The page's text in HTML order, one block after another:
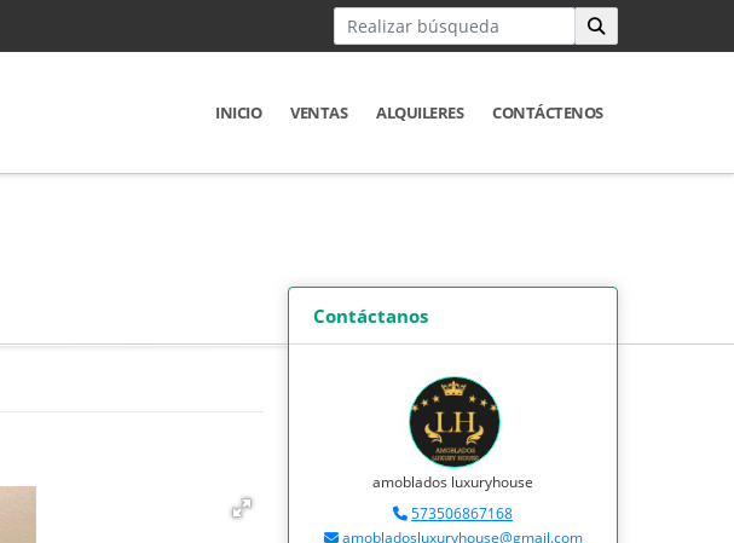
INICIO VENTAS ALQUILERES CONTÁCTENOS
Contáctanos
amoblados luxuryhouse
573506867168
amobladosluxuryhouse@gmail.com